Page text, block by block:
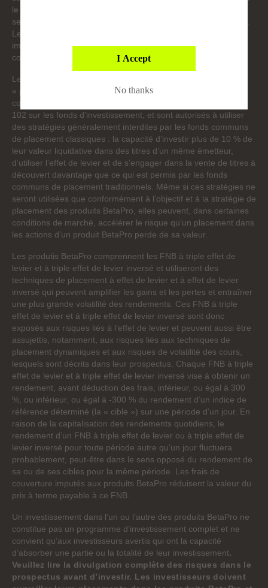
le montant total de votre investissement dans les fonds vous
sera retourné. Le rendement passé pourrait ne pas se répéter.
Le prospectus renferme des renseignements détaillés
importants sur les fonds Global X. Veuillez lire le prospectus
correspondant avant de faire un placement.
Les fonds Global X comprennent nos produits BetaPro (les
« produits BetaPro »). Les produits BetaPro sont des fonds
communs de placement alternatifs au sens du Règlement 81-
102 sur les fonds d’investissement, et sont autorisés à utiliser
des stratégies généralement interdites par les fonds communs
de placement classiques : la capacité d’investir plus de 10 % de
leur valeur liquidative dans des titres d’un même émetteur,
d’utiliser l’effet de levier et de s’engager dans la vente de titres à
découvert davantage que ce qui est permis par les fonds
communs de placement traditionnels. Même si ces stratégies ne
seront utilisées que conformément à l’objectif et à la stratégie de
placement des produits BetaPro, elles peuvent, dans certaines
conditions de marché, accélérer le risque qu’un placement dans
les actions d’un produit BetaPro perde de sa valeur.
Les produtis BetaPro comprennent les FNB à triple effet de
levier et à triple effet de levier inversé et utiliseront des
techniques de placement à effet de levier et à effet de levier
inversé qui peuvent amplifier les gains et les pertes et entraîner
une plus grande volatilité des rendements. Ces FNB à triple
effet de levier et à triple effet de levier inversé sont donc
exposés aux risques liés à l’effet de levier et peuvent aussi être
assujettis, notamment, aux risques liés aux techniques de
placement dynamiques et aux risques de volatilité des cours,
lesquels sont décrits dans leur prospectus. Chaque FNB à triple
effet de levier et à triple effet de levier inversé vise à obtenir un
rendement, avant déduction des frais, inférieur, ou égal à 300
%, ou inférieur, ou égal à -300 % du rendement d’un indice de
référence déterminé (la « cible ») sur une période d’un jour. En
raison de la capitalisation des rendements quotidiens, le
rendement d’un FNB à triple effet de levier ou à triple effet de
levier inversé pour toute période autre qu’un jour fluctuera
probablement, peut-être dans le sens opposé du rendement de
sa ou de ses cibles pour la même période. Les frais de
couverture imputés aux produits BetaPro réduisent la valeur du
prix à terme payable à ce FNB.
Un investissement dans l’un ou l’autre des produits BetaPro ne
constitue pas un programme d’investissement complet et ne
convient qu’aux investisseurs avertis qui ont la capacité
d’absorber une partie ou la totalité de leur investissement.
Veuillez lire la divulgation complète des risques dans le
prospectus avant d’investir. Les investisseurs doivent
I Accept
No thanks